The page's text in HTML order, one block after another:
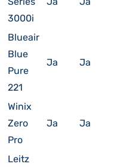
3000i
Blueair
Blue
Pure
221
Ja Ja
Winix
Zero
Pro
Ja Ja
Leitz